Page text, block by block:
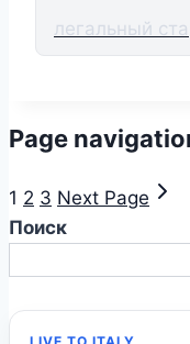
легальный
Page
1 2 3 Next Page
Поиск